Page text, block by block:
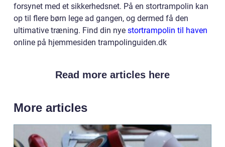
forsynet med et sikkerhedsnet. På en stortrampolin kan
op til flere børn lege ad gangen, og dermed få den
ultimative træning. Find din nye stortrampolin til haven
online på hjemmesiden trampolinguiden.dk
Read more articles here
More articles